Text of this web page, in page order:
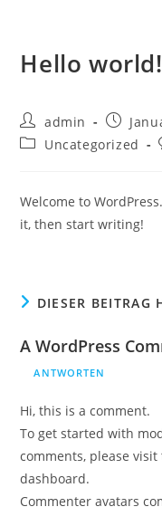
springen
Hello world!
Beitrags-
Autor:
admin
Beitrag
Beitrags-
Uncategorized
Welcome to
it, then start writing!
DIESER BEITRAG
A WordPress
ANTWORTEN
Hi, this is a comment.
To get started with
comments, please
dashboard.
Commenter avatars